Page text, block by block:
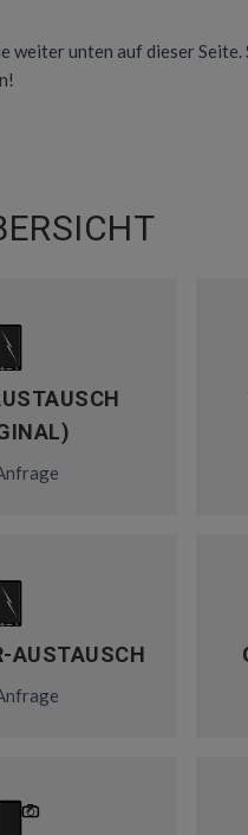
weiter unten auf dieser
AUSTAUSCH